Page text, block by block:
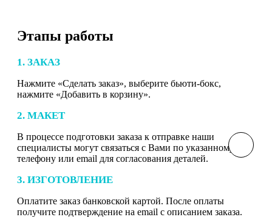
Этапы работы
1. ЗАКАЗ
Нажмите «Сделать заказ», выберите бьюти-бокс,
нажмите «Добавить в корзину».
2. МАКЕТ
В процессе подготовки заказа к отправке наши
специалисты могут связаться с Вами по указанному
телефону или email для согласования деталей.
3. ИЗГОТОВЛЕНИЕ
Оплатите заказ банковской картой. После оплаты
получите подтверждение на email с описанием заказа.